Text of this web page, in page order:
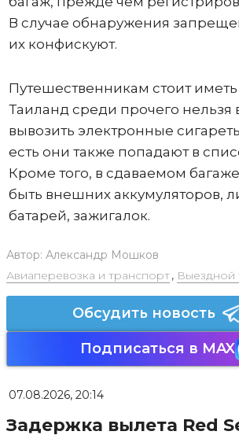
В случае обнаружения
их конфискуют.
Путешественникам стоит иметь
Таиланд среди прочего нельзя
вывозить электронные
есть они также попадают в
Кроме того, в сдаваемом
быть внешних аккумуляторов,
батарей, зажигалок.
Автор: Александр Мошков
Авиаперевозка и транспорт, Выездной
Обсудить новость
Подписаться в MAX
07.08.2026, 20:14
Задержка вылета Red